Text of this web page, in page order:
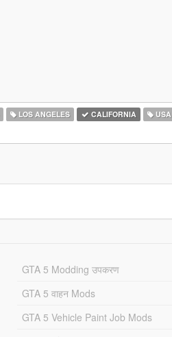
LOS ANGELES CALIFORNIA USA
GTA 5 Modding उपकरण
GTA 5 वाहन Mods
GTA 5 Vehicle Paint Job Mods